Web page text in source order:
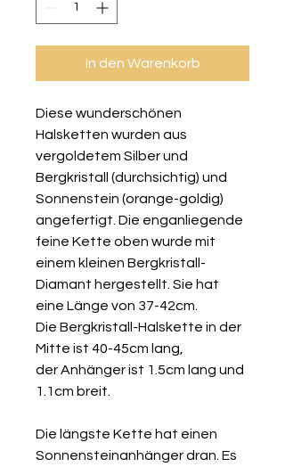
In den Warenkorb
Diese wunderschönen
Halsketten wurden aus
vergoldetem Silber und
Bergkristall (durchsichtig) und
Sonnenstein (orange-goldig)
angefertigt. Die enganliegende
feine Kette oben wurde mit
einem kleinen Bergkristall-
Diamant hergestellt. Sie hat
eine Länge von 37-42cm.
Die Bergkristall-Halskette in der
Mitte ist 40-45cm lang,
der Anhänger ist 1.5cm lang und
1.1cm breit.
Die längste Kette hat einen
Sonnensteinanhänger dran. Es